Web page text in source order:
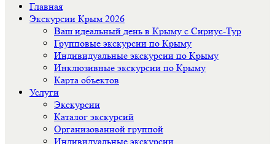
Главная
Экскурсии Крым 2026
Ваш идеальный день в Крыму с Сириус-Тур
Групповые экскурсии по Крыму
Индивидуальные экскурсии по Крыму
Инклюзивные экскурсии по Крыму
Карта объектов
Услуги
Экскурсии
Каталог экскурсий
Организованной группой
Индивидуальные экскурсии